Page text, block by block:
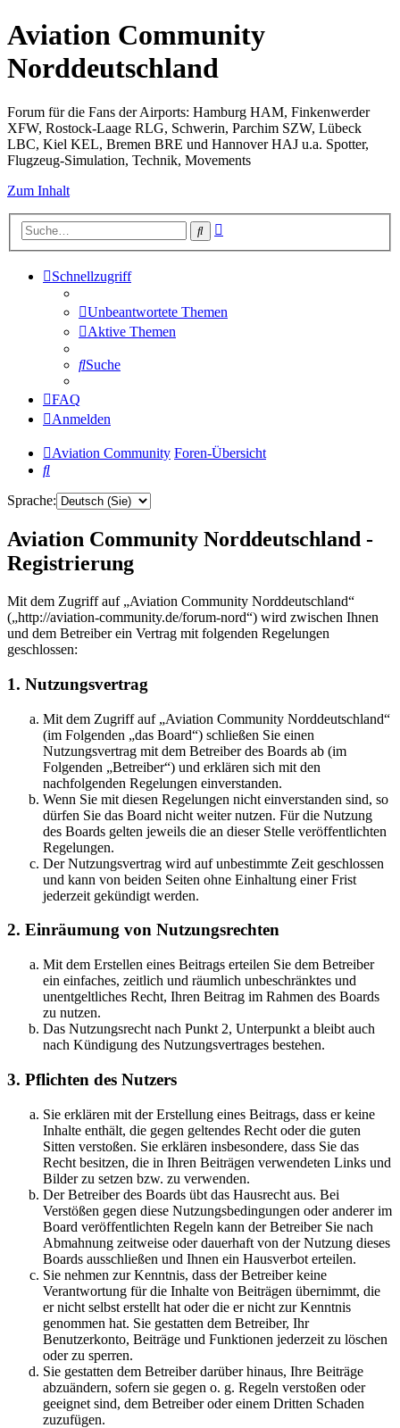
Aviation Community
Norddeutschland
Forum für die Fans der Airports: Hamburg HAM, Finkenwerder
XFW, Rostock-Laage RLG, Schwerin, Parchim SZW, Lübeck
LBC, Kiel KEL, Bremen BRE und Hannover HAJ u.a. Spotter,
Flugzeug-Simulation, Technik, Movements
Zum Inhalt
Suche
Schnellzugriff
Unbeantwortete Themen
Aktive Themen
Suche
FAQ
Anmelden
Aviation Community Foren-Übersicht
Suche
Sprache:
Aviation Community Norddeutschland -
Registrierung
Mit dem Zugriff auf „Aviation Community Norddeutschland“
(„http://aviation-community.de/forum-nord“) wird zwischen Ihnen
und dem Betreiber ein Vertrag mit folgenden Regelungen
geschlossen:
1. Nutzungsvertrag
Mit dem Zugriff auf „Aviation Community Norddeutschland“
(im Folgenden „das Board“) schließen Sie einen
Nutzungsvertrag mit dem Betreiber des Boards ab (im
Folgenden „Betreiber“) und erklären sich mit den
nachfolgenden Regelungen einverstanden.
Wenn Sie mit diesen Regelungen nicht einverstanden sind, so
dürfen Sie das Board nicht weiter nutzen. Für die Nutzung
des Boards gelten jeweils die an dieser Stelle veröffentlichten
Regelungen.
Der Nutzungsvertrag wird auf unbestimmte Zeit geschlossen
und kann von beiden Seiten ohne Einhaltung einer Frist
jederzeit gekündigt werden.
2. Einräumung von Nutzungsrechten
Mit dem Erstellen eines Beitrags erteilen Sie dem Betreiber
ein einfaches, zeitlich und räumlich unbeschränktes und
unentgeltliches Recht, Ihren Beitrag im Rahmen des Boards
zu nutzen.
Das Nutzungsrecht nach Punkt 2, Unterpunkt a bleibt auch
nach Kündigung des Nutzungsvertrages bestehen.
3. Pflichten des Nutzers
Sie erklären mit der Erstellung eines Beitrags, dass er keine
Inhalte enthält, die gegen geltendes Recht oder die guten
Sitten verstoßen. Sie erklären insbesondere, dass Sie das
Recht besitzen, die in Ihren Beiträgen verwendeten Links und
Bilder zu setzen bzw. zu verwenden.
Der Betreiber des Boards übt das Hausrecht aus. Bei
Verstößen gegen diese Nutzungsbedingungen oder anderer im
Board veröffentlichten Regeln kann der Betreiber Sie nach
Abmahnung zeitweise oder dauerhaft von der Nutzung dieses
Boards ausschließen und Ihnen ein Hausverbot erteilen.
Sie nehmen zur Kenntnis, dass der Betreiber keine
Verantwortung für die Inhalte von Beiträgen übernimmt, die
er nicht selbst erstellt hat oder die er nicht zur Kenntnis
genommen hat. Sie gestatten dem Betreiber, Ihr
Benutzerkonto, Beiträge und Funktionen jederzeit zu löschen
oder zu sperren.
Sie gestatten dem Betreiber darüber hinaus, Ihre Beiträge
abzuändern, sofern sie gegen o. g. Regeln verstoßen oder
geeignet sind, dem Betreiber oder einem Dritten Schaden
zuzufügen.